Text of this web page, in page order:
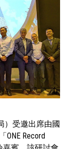
）受邀出席由國
Record